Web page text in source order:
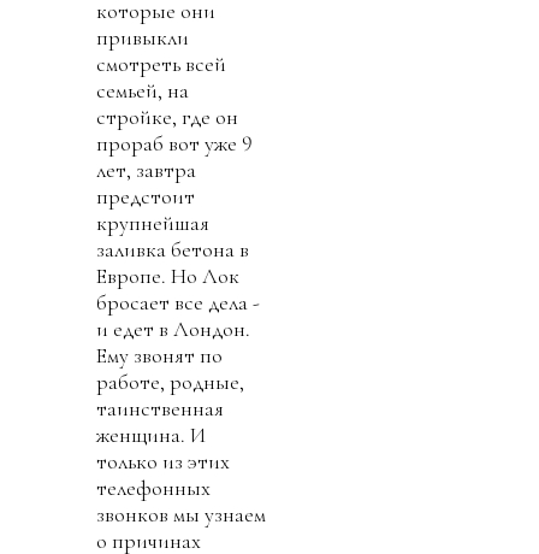
которые они
привыкли
смотреть всей
семьей, на
стройке, где он
прораб вот уже 9
лет, завтра
предстоит
крупнейшая
заливка бетона в
Европе. Но Лок
бросает все дела -
и едет в Лондон.
Ему звонят по
работе, родные,
таинственная
женщина. И
только из этих
телефонных
звонков мы узнаем
о причинах